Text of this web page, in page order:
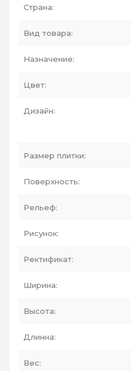
Страна:
Вид товара:
Назначение:
Цвет:
Дизайн:
Размер плитки:
Поверхность:
Рельеф:
Рисунок:
Ректификат:
Ширина:
Высота:
Длинна:
Вес: